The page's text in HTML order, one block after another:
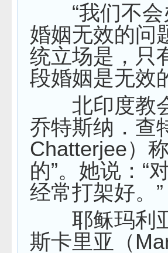
“我们不会
婚姻无效的问
统立场是，只
段婚姻是无效
北印度教会
乔特斯纳．查
Chatterjee）
的”。她说：“
经常打架好。”
耶稣玛利亚
斯卡里亚（